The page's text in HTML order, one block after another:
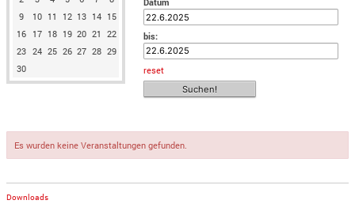
9
10 11 12 13 14 15
16 17 18 19 20 21 22
23 24 25 26 27 28 29
30
bis:
reset
Es wurden keine Veranstaltungen gefunden.
Downloads